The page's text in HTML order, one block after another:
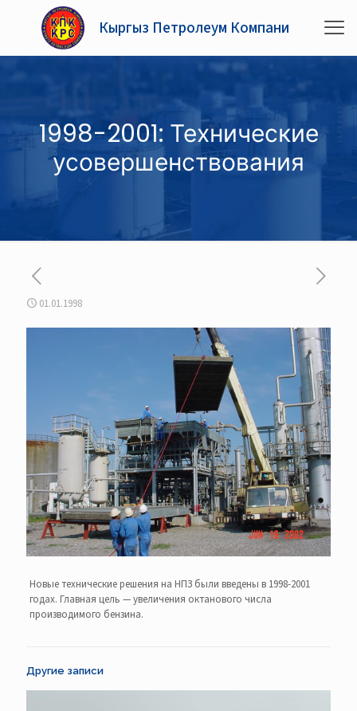
Кыргыз Петролеум Компани
1998-2001: Технические
усовершенствования
01.01.1998
Новые технические решения на НПЗ были введены в 1998-2001
годах. Главная цель — увеличения октанового числа
производимого бензина.
Другие записи